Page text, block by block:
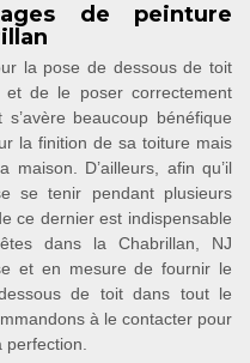
de peinture
la pose de dessous de toit
de le poser correctement
beaucoup bénéfique
la finition de sa toiture mais
maison. D’ailleurs, afin qu’il
se tenir pendant plusieurs
ce dernier est indispensable
dans la Chabrillan, NJ
et en mesure de fournir le
de toit dans tout le
à le contacter pour